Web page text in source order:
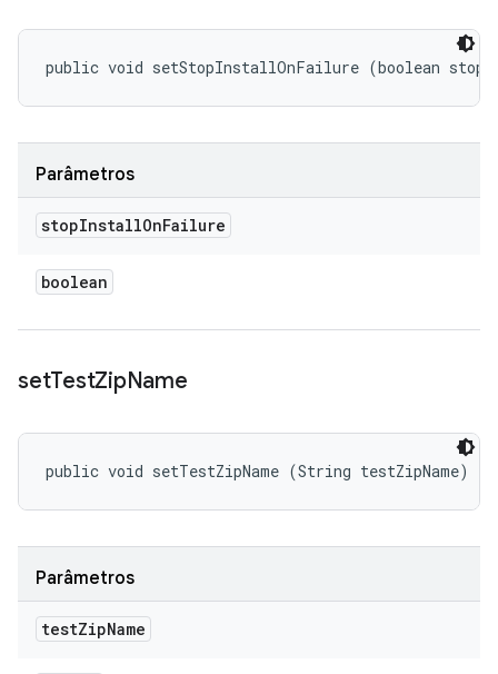
public void setStopInstallOnFailure (boolean
Parâmetros
stopInstallOnFailure
boolean
setTestZipName
public void setTestZipName (String testZipName)
Parâmetros
testZipName